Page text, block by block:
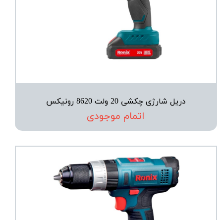
دریل شارژی چکشی 20 ولت 8620 رونیکس
اتمام موجودی